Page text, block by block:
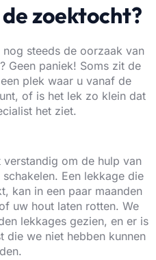
zoektocht?
steeds de oorzaak van
Geen paniek! Soms zit de
plek waar u vanaf de
of is het lek zo klein dat
het ziet.
om de hulp van
Een lekkage die
kan in een paar maanden
uw hout laten rotten. We
lekkages gezien, en er is
die we niet hebben kunnen